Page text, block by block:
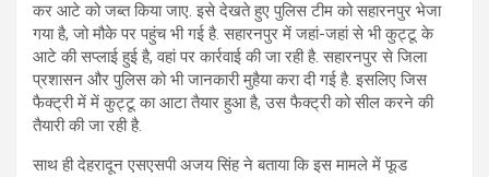
कर आटे को जब्त किया जाए. इसे देखते हुए पुलिस टीम को सहारनपुर भेजा
गया है, जो मौके पर पहुंच भी गई है. सहारनपुर में जहां-जहां से भी कुट्टू के
आटे की सप्लाई हुई है, वहां पर कार्रवाई की जा रही है. सहारनपुर से जिला
प्रशासन और पुलिस को भी जानकारी मुहैया करा दी गई है. इसलिए जिस
फैक्ट्री में में कुट्टू का आटा तैयार हुआ है, उस फैक्ट्री को सील करने की
तैयारी की जा रही है.
साथ ही देहरादून एसएसपी अजय सिंह ने बताया कि इस मामले में फूड